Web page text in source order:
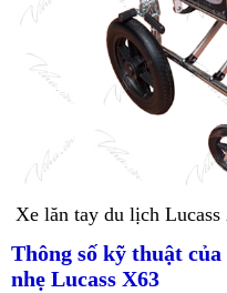
Xe lăn tay du lịch
Thông số kỹ thuật
nhẹ Lucass X63